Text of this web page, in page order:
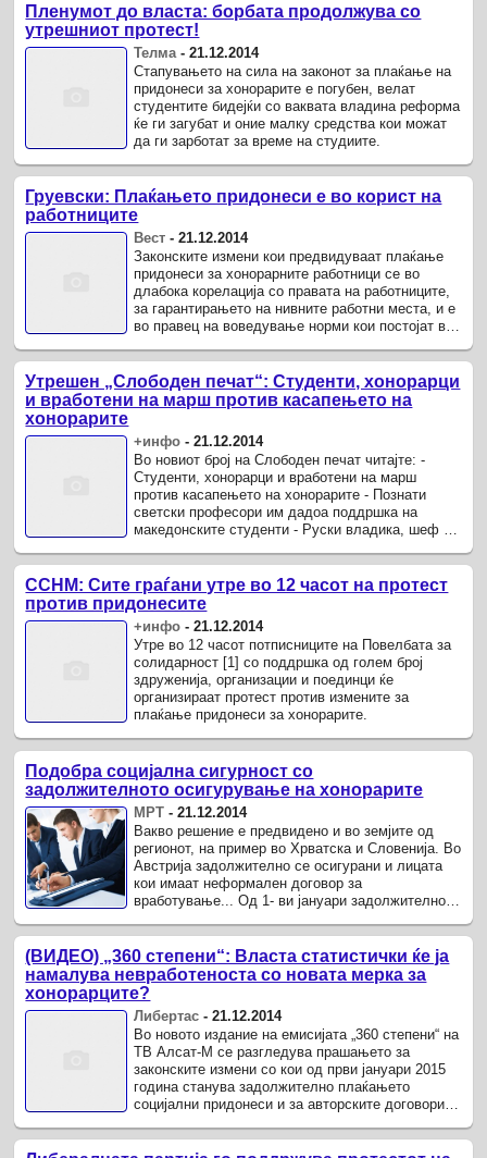
Пленумот до власта: борбата продолжува со
утрешниот протест!
Телма -21.12.2014
Стапувањето на сила на законот за плаќање на
придонеси за хонорарите е погубен, велат
студентите бидејќи со ваквата владина реформа
ќе ги загубат и оние малку средства кои можат
да ги зарботат за време на студиите.
Груевски: Плаќањето придонеси е во корист на
работниците
Вест -21.12.2014
Законските измени кои предвидуваат плаќање
придонеси за хонорарните работници се во
длабока корелација со правата на работниците,
за гарантирањето на нивните работни места, и е
во правец на воведување норми кои постојат во
Утрешен „Слободен печат“: Студенти, хонорарци
и вработени на марш против касапењето на
хонорарите
+инфо -21.12.2014
Во нoвиот број на Слободен печат читајте: -
Студенти, хонорарци и вработени на марш
против касапењето на хонорарите - Познати
светски професори им дадоа поддршка на
македонските студенти - Руски владика, шеф на
ССНМ: Сите граѓани утре во 12 часот на протест
против придонесите
+инфо -21.12.2014
Утре во 12 часот потписниците на Повелбата за
солидарност [1] со поддршка од голем број
здруженија, организации и поединци ќе
организираат протест против измените за
плаќање придонеси за хонорарите.
Подобра социјална сигурност со
задолжителното осигурување на хонорарите
МРТ -21.12.2014
Вакво решение е предвидено и во земјите од
регионот, на пример во Хрватска и Словенија. Во
Австрија задолжително се осигурани и лицата
кои имаат неформален договор за
вработување... Од 1- ви јануари задолжително
(ВИДЕО) „360 степени“: Власта статистички ќе ја
намалува невработеноста со новата мерка за
хонорарците?
Либертас -21.12.2014
Во новото издание на емисијата „360 степени“ на
ТВ Алсат-М се разгледува прашањето за
законските измени со кои од први јануари 2015
година станува задолжително плаќањето
социјални придонеси и за авторските договори и